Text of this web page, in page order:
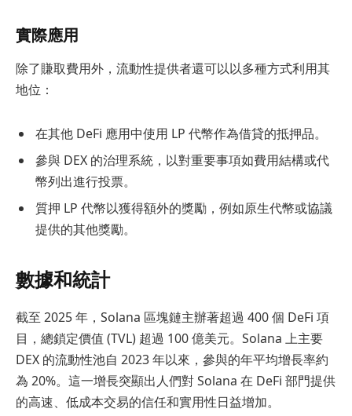
實際應用
除了賺取費用外，流動性提供者還可以以多種方式利用其
地位：
在其他 DeFi 應用中使用 LP 代幣作為借貸的抵押品。
參與 DEX 的治理系統，以對重要事項如費用結構或代
幣列出進行投票。
質押 LP 代幣以獲得額外的獎勵，例如原生代幣或協議
提供的其他獎勵。
數據和統計
截至 2025 年，Solana 區塊鏈主辦著超過 400 個 DeFi 項
目，總鎖定價值 (TVL) 超過 100 億美元。Solana 上主要
DEX 的流動性池自 2023 年以來，參與的年平均增長率約
為 20%。這一增長突顯出人們對 Solana 在 DeFi 部門提供
的高速、低成本交易的信任和實用性日益增加。